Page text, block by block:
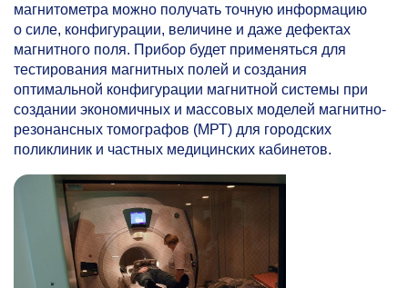
магнитометра можно получать точную информацию
о силе, конфигурации, величине и даже дефектах
магнитного поля. Прибор будет применяться для
тестирования магнитных полей и создания
оптимальной конфигурации магнитной системы при
создании экономичных и массовых моделей магнитно-
резонансных томографов (МРТ) для городских
поликлиник и частных медицинских кабинетов.